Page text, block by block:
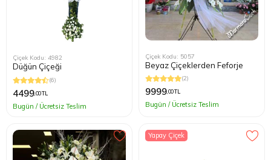
Çiçek Kodu: 4982
Düğün Çiçeği
(6)
4499,00 TL
Bugün / Ücretsiz Teslim
Çiçek Kodu: 5057
Beyaz Çiçeklerden Feforje
(2)
9999,00 TL
Bugün / Ücretsiz Teslim
Yapay Çiçek